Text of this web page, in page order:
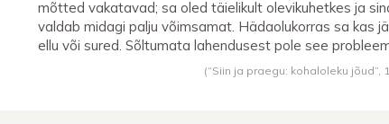
mõtted vakatavad; sa oled täielikult olevikuhetkes ja
valdab midagi palju võimsamat. Hädaolukorras sa kas
ellu või sured. Sõltumata lahendusest pole see
(“Siin ja praegu: kohaloleku jõud”,